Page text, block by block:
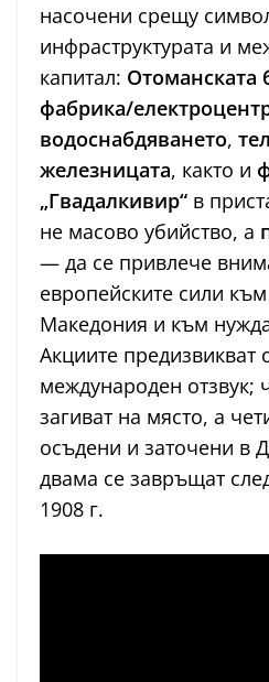
насочени срещу
инфраструктурата и
капитал: Отоманската
фабрика/
водоснабдяването,
железницата, както и
„Гвадалкивир“ в
не масово убийство, а
— да се привлече
европейските сили
Македония и към
Акциите предизвикват
международен отзвук;
загиват на място, а
осъдени и заточени в
двама се завръщат
1908 г.